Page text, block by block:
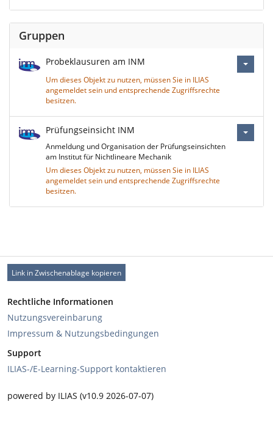
Gruppen
Probeklausuren am INM
Um dieses Objekt zu nutzen, müssen Sie in ILIAS
angemeldet sein und entsprechende Zugriffsrechte
besitzen.
Prüfungseinsicht INM
Anmeldung und Organisation der Prüfungseinsichten
am Institut für Nichtlineare Mechanik
Um dieses Objekt zu nutzen, müssen Sie in ILIAS
angemeldet sein und entsprechende Zugriffsrechte
besitzen.
Link in Zwischenablage kopieren
Rechtliche Informationen
Nutzungsvereinbarung
Impressum & Nutzungsbedingungen
Support
ILIAS-/E-Learning-Support kontaktieren
powered by ILIAS (v10.9 2026-07-07)